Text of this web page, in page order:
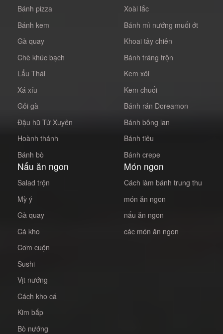
Bánh pizza
Bánh kem
Gà quay
Chè khúc bạch
Lẩu Thái
Xá xíu
Gỏi gà
Đậu hũ Tứ Xuyên
Hoành thánh
Bánh bò
Xoài lắc
Bánh mì nướng muối ớt
Khoai tây chiên
Bánh tráng trộn
Kem xôi
Kem chuối
Bánh rán Doreamon
Bánh bông lan
Bánh tiêu
Bánh crepe
Nấu ăn ngon
Salad trộn
Mỳ ý
Gà quay
Cá kho
Cơm cuộn
Sushi
Vịt nướng
Cách kho cá
Kim bắp
Bò nướng
Món ngon
Cách làm bánh trung thu
món ăn ngon
nấu ăn ngon
các món ăn ngon